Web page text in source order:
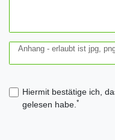
Anhang - erlaubt ist jpg,
Hiermit bestätige ich,
gelesen habe.*